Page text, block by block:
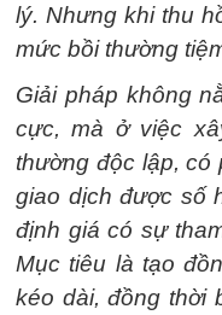
lý. Nhưng khi thu
mức bồi thường
Giải pháp không
cực, mà ở việc
thường độc lập, có
giao dịch được số
định giá có sự
Mục tiêu là tạo
kéo dài, đồng thời